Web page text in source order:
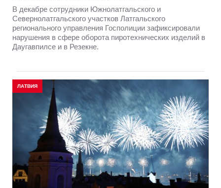
В декабре сотрудники Южнолатгальского и
Севернолатгальского участков Латгальского
регионального управления Госполиции зафиксировали
нарушения в сфере оборота пиротехнических изделий в
Даугавпилсе и в Резекне.
ЛАТВИЯ